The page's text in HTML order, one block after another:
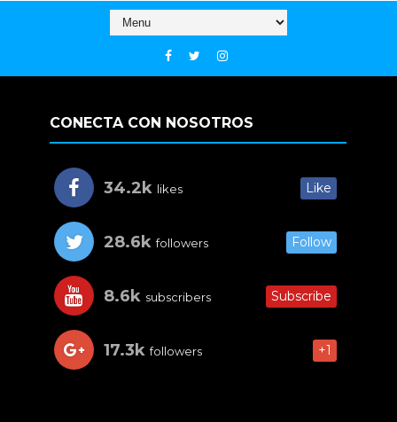
CONECTA CON NOSOTROS
34.2k likes Like
28.6k followers Follow
8.6k subscribers Subscribe
17.3k followers +1